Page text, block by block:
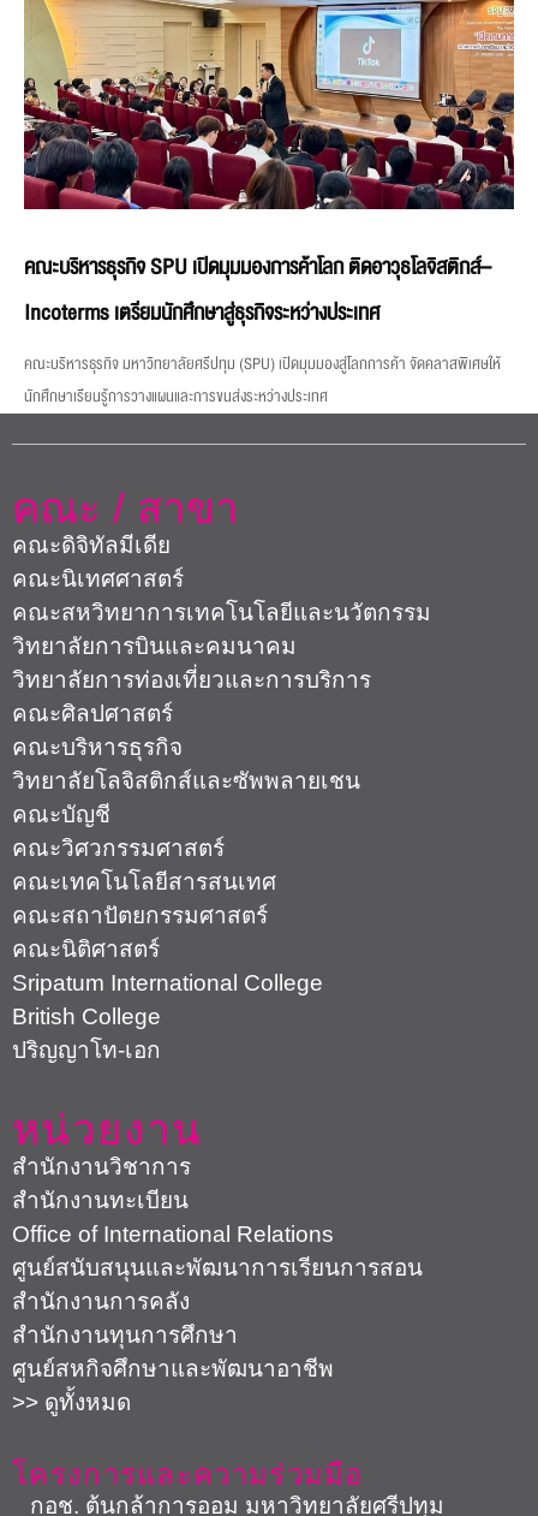
คณะบริหารธุรกิจ SPU เปิดมุมมองการค้าโลก ติดอาวุธโลจิสติกส์–
Incoterms เตรียมนักศึกษาสู่ธุรกิจระหว่างประเทศ
คณะบริหารธุรกิจ มหาวิทยาลัยศรีปทุม (SPU) เปิดมุมมองสู่โลกการค้า จัดคลาสพิเศษให้
นักศึกษาเรียนรู้การวางแผนและการขนส่งระหว่างประเทศ
คณะ / สาขา
คณะดิจิทัลมีเดีย
คณะนิเทศศาสตร์
คณะสหวิทยาการเทคโนโลยีและนวัตกรรม
วิทยาลัยการบินและคมนาคม
วิทยาลัยการท่องเที่ยวและการบริการ
คณะศิลปศาสตร์
คณะบริหารธุรกิจ
วิทยาลัยโลจิสติกส์และซัพพลายเชน
คณะบัญชี
คณะวิศวกรรมศาสตร์
คณะเทคโนโลยีสารสนเทศ
คณะสถาปัตยกรรมศาสตร์
คณะนิติศาสตร์
Sripatum International College
British College
ปริญญาโท-เอก
หน่วยงาน
สำนักงานวิชาการ
สำนักงานทะเบียน
Office of International Relations
ศูนย์สนับสนุนและพัฒนาการเรียนการสอน
สำนักงานการคลัง
สำนักงานทุนการศึกษา
ศูนย์สหกิจศึกษาและพัฒนาอาชีพ
>> ดูทั้งหมด
โครงการและความร่วมมือ
ช. ต้นกล้าการออม มหาวิทยาลัยศรีปทุม